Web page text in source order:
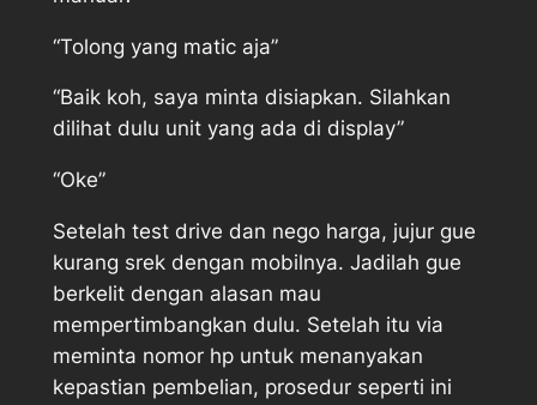
“Tolong yang matic aja”
“Baik koh, saya minta disiapkan. Silahkan
dilihat dulu unit yang ada di display”
“Oke”
Setelah test drive dan nego harga, jujur gue
kurang srek dengan mobilnya. Jadilah gue
berkelit dengan alasan mau
mempertimbangkan dulu. Setelah itu via
meminta nomor hp untuk menanyakan
kepastian pembelian, prosedur seperti ini